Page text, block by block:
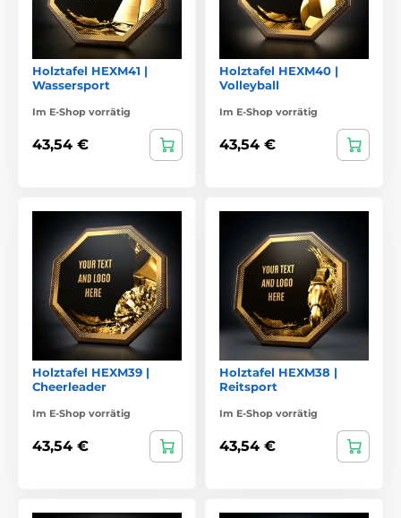
Holztafel HEXM41 |
Wassersport
Im E-Shop vorrätig
43,54 €
Holztafel HEXM40 |
Volleyball
Im E-Shop vorrätig
43,54 €
Holztafel HEXM39 |
Cheerleader
Im E-Shop vorrätig
43,54 €
Holztafel HEXM38 |
Reitsport
Im E-Shop vorrätig
43,54 €